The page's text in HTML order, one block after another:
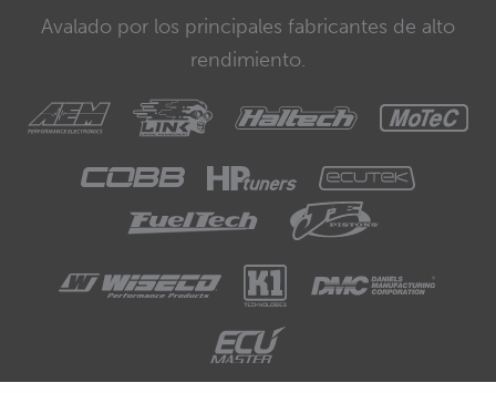
Avalado por los principales fabricantes de alto
rendimiento.